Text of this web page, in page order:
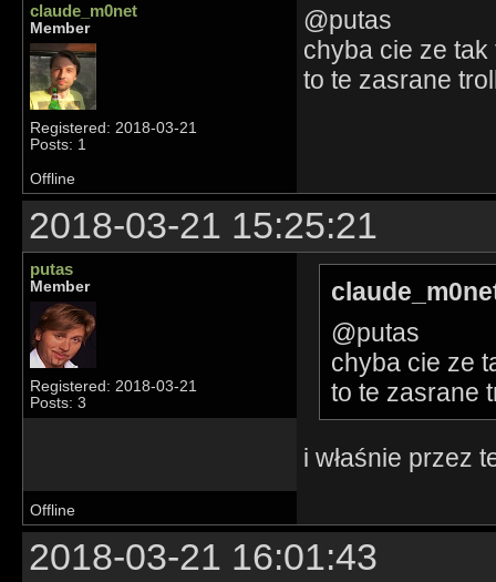
claude_m0net
Member
Registered: 2018-03-21
Posts: 1
@putas
chyba cie ze
to te zasrane
Offline
2018-03-21 15:25:21
putas
Member
Registered: 2018-03-21
Posts: 3
@putas
chyba cie ze
to te zasrane
i właśnie przez
Offline
2018-03-21 16:01:43